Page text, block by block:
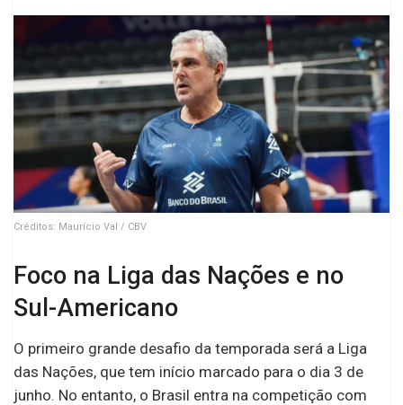
Créditos: Maurício Val / CBV
Foco na Liga das Nações e no
Sul-Americano
O primeiro grande desafio da temporada será a Liga
das Nações, que tem início marcado para o dia 3 de
junho. No entanto, o Brasil entra na competição com